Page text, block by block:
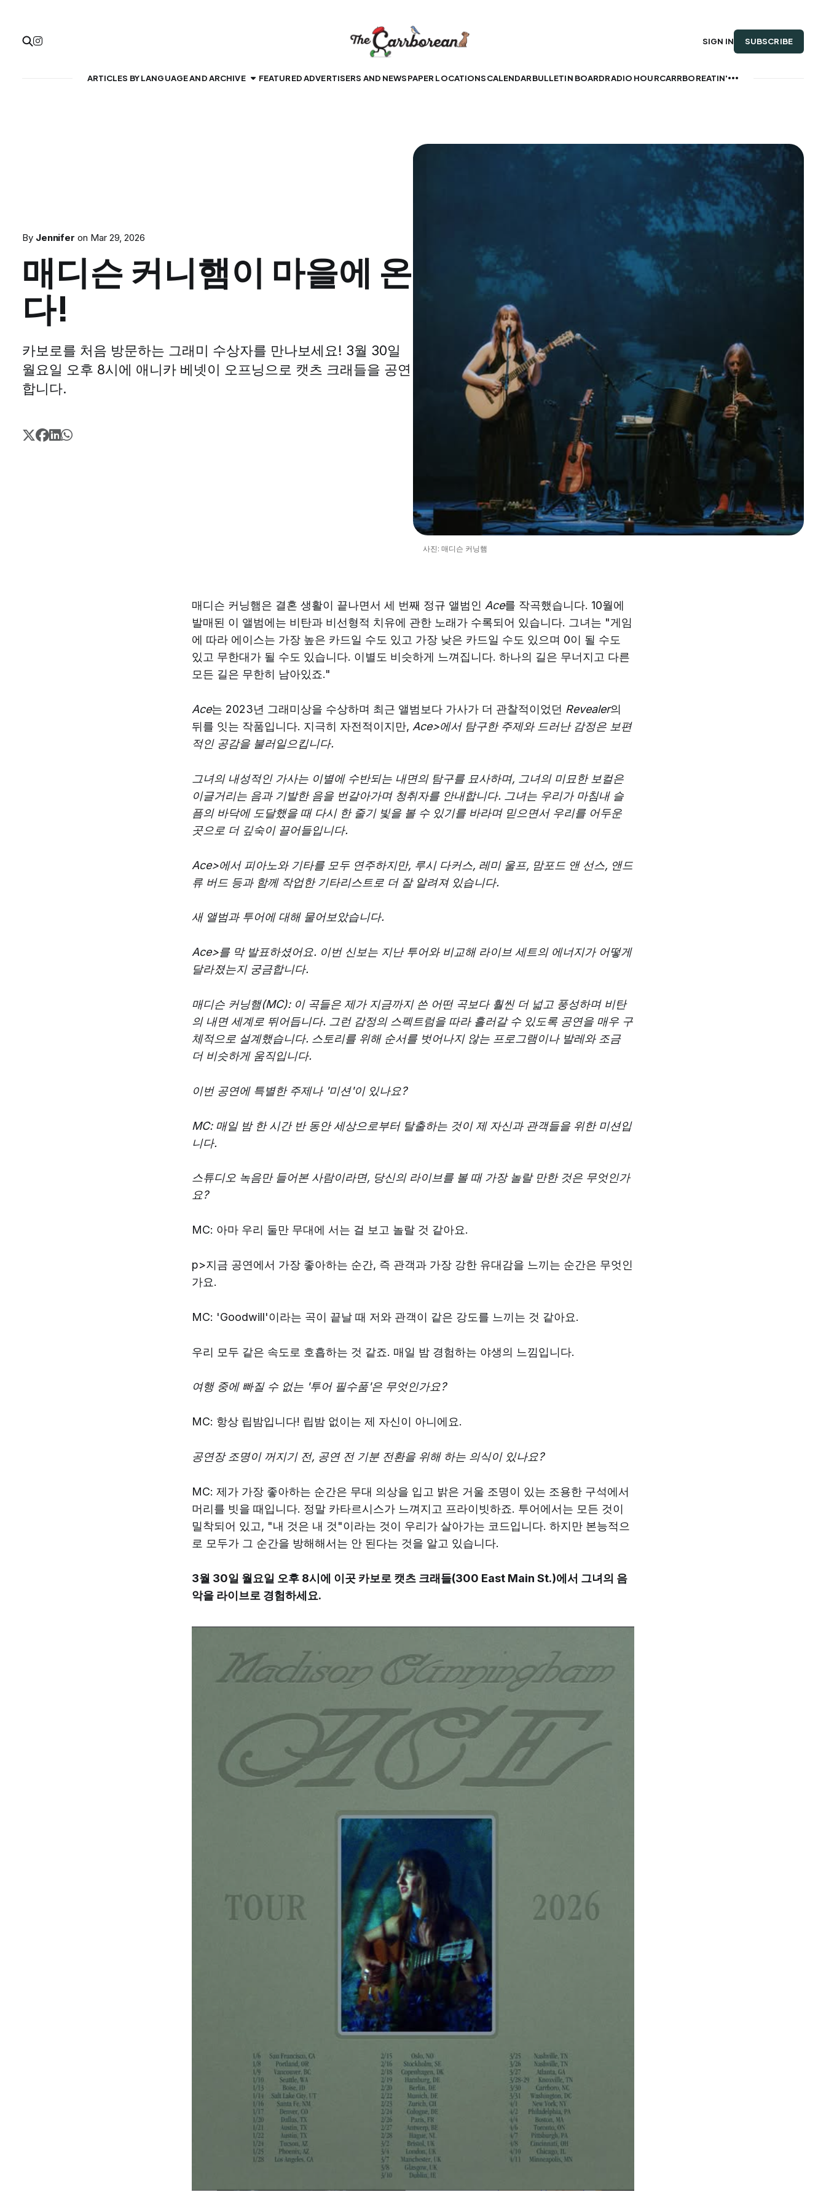
ARTICLES BY LANGUAGE AND ARCHIVE FEATURED ADVERTISERS AND NEWSPAPER LOCATIONSCALENDARBULLETIN BOARDRADIO HOURCARRBOREATIN'
SIGN IN SUBSCRIBE
By Jennifer on Mar 29, 2026
매디슨 커니햄이 마을에 온
다!
카보로를 처음 방문하는 그래미 수상자를 만나보세요! 3월 30일
월요일 오후 8시에 애니카 베넷이 오프닝으로 캣츠 크래들을 공연
합니다.
사진: 매디슨 커닝햄
매디슨 커닝햄은 결혼 생활이 끝나면서 세 번째 정규 앨범인 Ace를 작곡했습니다. 10월에
발매된 이 앨범에는 비탄과 비선형적 치유에 관한 노래가 수록되어 있습니다. 그녀는 "게임
에 따라 에이스는 가장 높은 카드일 수도 있고 가장 낮은 카드일 수도 있으며 0이 될 수도
있고 무한대가 될 수도 있습니다. 이별도 비슷하게 느껴집니다. 하나의 길은 무너지고 다른
모든 길은 무한히 남아있죠."
Ace는 2023년 그래미상을 수상하며 최근 앨범보다 가사가 더 관찰적이었던 Revealer의
뒤를 잇는 작품입니다. 지극히 자전적이지만, Ace>에서 탐구한 주제와 드러난 감정은 보편
적인 공감을 불러일으킵니다.
그녀의 내성적인 가사는 이별에 수반되는 내면의 탐구를 묘사하며, 그녀의 미묘한 보컬은
이글거리는 음과 기발한 음을 번갈아가며 청취자를 안내합니다. 그녀는 우리가 마침내 슬
픔의 바닥에 도달했을 때 다시 한 줄기 빛을 볼 수 있기를 바라며 믿으면서 우리를 어두운
곳으로 더 깊숙이 끌어들입니다.
Ace>에서 피아노와 기타를 모두 연주하지만, 루시 다커스, 레미 울프, 맘포드 앤 선스, 앤드
류 버드 등과 함께 작업한 기타리스트로 더 잘 알려져 있습니다.
새 앨범과 투어에 대해 물어보았습니다.
Ace>를 막 발표하셨어요. 이번 신보는 지난 투어와 비교해 라이브 세트의 에너지가 어떻게
달라졌는지 궁금합니다.
매디슨 커닝햄(MC): 이 곡들은 제가 지금까지 쓴 어떤 곡보다 훨씬 더 넓고 풍성하며 비탄
의 내면 세계로 뛰어듭니다. 그런 감정의 스펙트럼을 따라 흘러갈 수 있도록 공연을 매우 구
체적으로 설계했습니다. 스토리를 위해 순서를 벗어나지 않는 프로그램이나 발레와 조금
더 비슷하게 움직입니다.
이번 공연에 특별한 주제나 '미션'이 있나요?
MC: 매일 밤 한 시간 반 동안 세상으로부터 탈출하는 것이 제 자신과 관객들을 위한 미션입
니다.
스튜디오 녹음만 들어본 사람이라면, 당신의 라이브를 볼 때 가장 놀랄 만한 것은 무엇인가
요?
MC: 아마 우리 둘만 무대에 서는 걸 보고 놀랄 것 같아요.
p>지금 공연에서 가장 좋아하는 순간, 즉 관객과 가장 강한 유대감을 느끼는 순간은 무엇인
가요.
MC: 'Goodwill'이라는 곡이 끝날 때 저와 관객이 같은 강도를 느끼는 것 같아요.
우리 모두 같은 속도로 호흡하는 것 같죠. 매일 밤 경험하는 야생의 느낌입니다.
여행 중에 빠질 수 없는 '투어 필수품'은 무엇인가요?
MC: 항상 립밤입니다! 립밤 없이는 제 자신이 아니에요.
공연장 조명이 꺼지기 전, 공연 전 기분 전환을 위해 하는 의식이 있나요?
MC: 제가 가장 좋아하는 순간은 무대 의상을 입고 밝은 거울 조명이 있는 조용한 구석에서
머리를 빗을 때입니다. 정말 카타르시스가 느껴지고 프라이빗하죠. 투어에서는 모든 것이
밀착되어 있고, "내 것은 내 것"이라는 것이 우리가 살아가는 코드입니다. 하지만 본능적으
로 모두가 그 순간을 방해해서는 안 된다는 것을 알고 있습니다.
3월 30일 월요일 오후 8시에 이곳 카보로 캣츠 크래들(300 East Main St.)에서 그녀의 음
악을 라이브로 경험하세요.